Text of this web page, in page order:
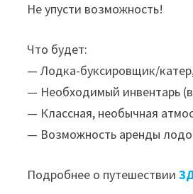
Не упусти возможность!
Что будет:
— Лодка-буксировщик/
— Необходимый инвентарь
— Классная, необычная
— Возможность аренды
Подробнее о путешествии